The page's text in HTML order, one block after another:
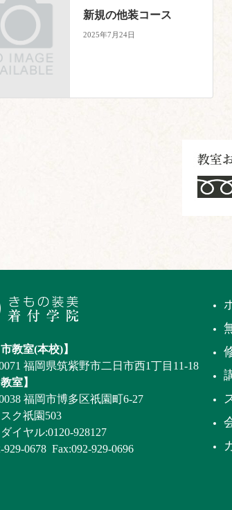
新規の他装コース
2025年7月24日
市教室(本校)】
福岡県筑紫野市二日市西1丁目11-18
室】
福岡市博多区祇園町6-27
ク祇園503
イヤル:0120-928127
929-0678 Fax:092-929-0696